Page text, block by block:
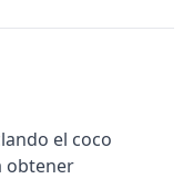
el coco
obtener